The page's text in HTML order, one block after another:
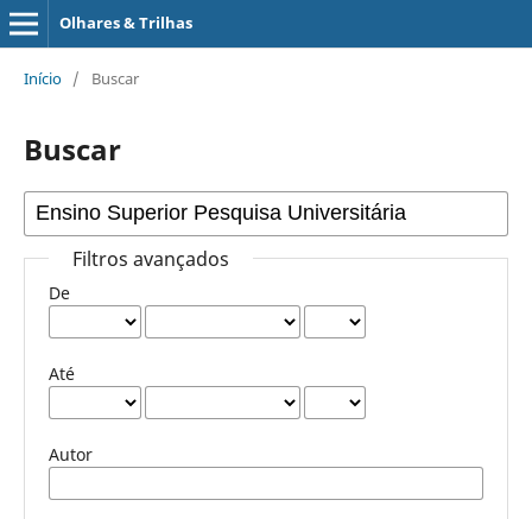
Olhares & Trilhas
Início / Buscar
Buscar
Filtros avançados
De
Até
Autor